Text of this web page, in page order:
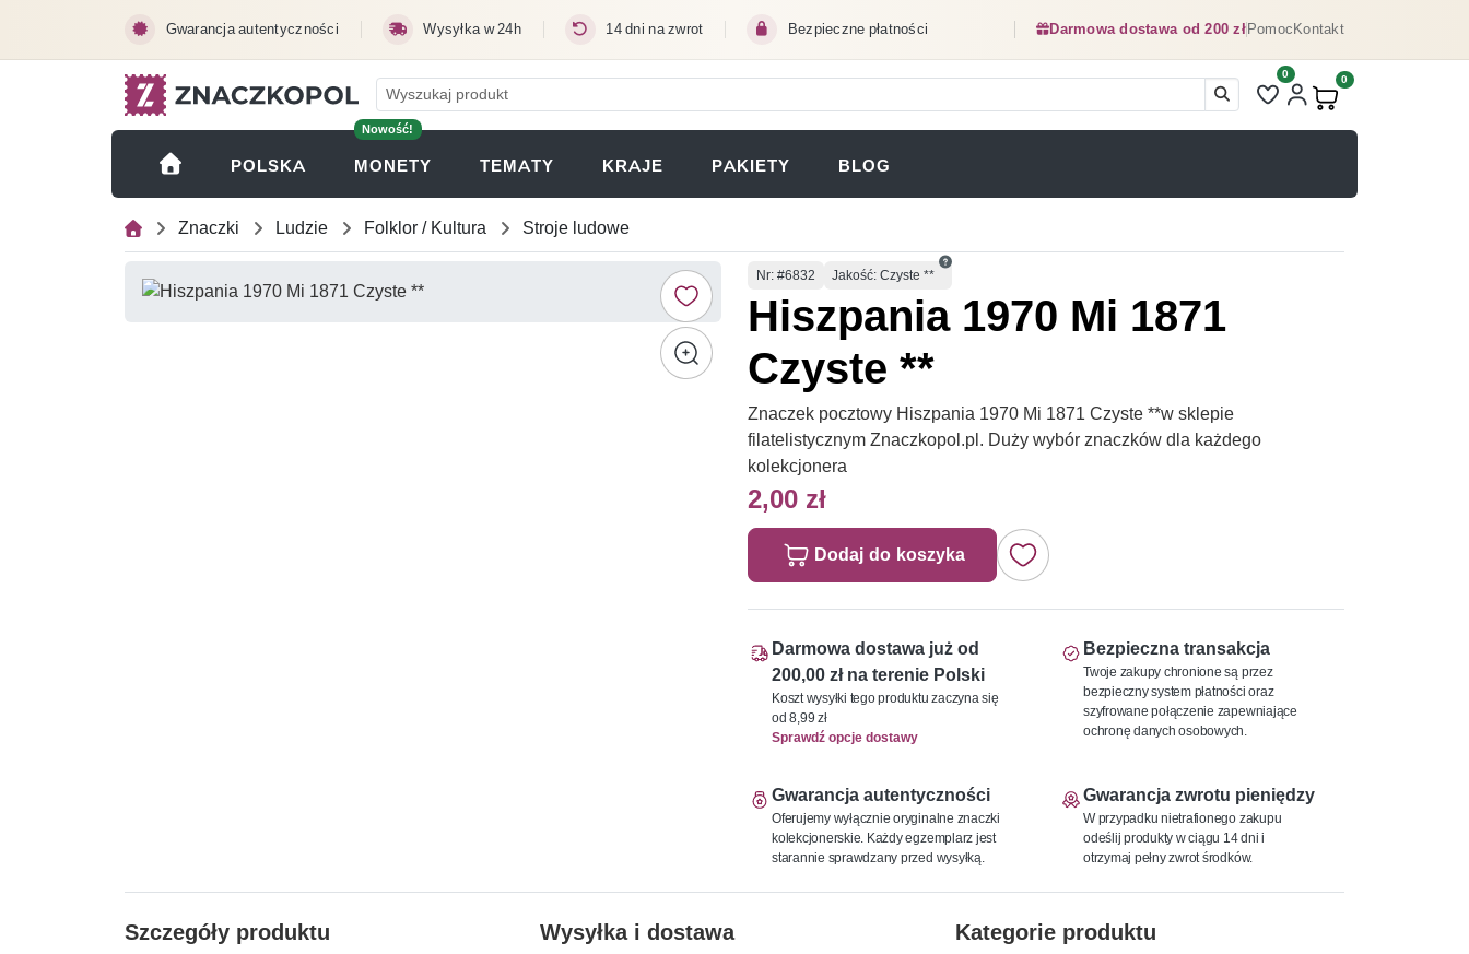
Gwarancja autentyczności Wysyłka w 24h 14 dni na zwrot Bezpieczne płatności Darmowa dostawa od 200 złPomocKontakt
Liczba pozycji na liście
0
Produkty w koszyku:
0
POLSKA
Nowość!
MONETY (OTWIERA SIĘ W NOWEJ KARCIE)
TEMATY KRAJE PAKIETY BLOG
Znaczki Ludzie Folklor / Kultura Stroje ludowe
Numer
Nr: #6832 Jakość: Czyste **
Hiszpania 1970 Mi 1871
Czyste **
Znaczek pocztowy Hiszpania 1970 Mi 1871 Czyste **w sklepie
filatelistycznym Znaczkopol.pl. Duży wybór znaczków dla każdego
kolekcjonera
2,00 zł
Dodaj do koszyka
Darmowa dostawa już od
200,00 zł na terenie Polski
Koszt wysyłki tego produktu zaczyna się
od 8,99 zł
Sprawdź opcje dostawy
Bezpieczna transakcja
Twoje zakupy chronione są przez
bezpieczny system płatności oraz
szyfrowane połączenie zapewniające
ochronę danych osobowych.
Gwarancja autentyczności
Oferujemy wyłącznie oryginalne znaczki
kolekcjonerskie. Każdy egzemplarz jest
starannie sprawdzany przed wysyłką.
Gwarancja zwrotu pieniędzy
W przypadku nietrafionego zakupu
odeślij produkty w ciągu 14 dni i
otrzymaj pełny zwrot środków.
Szczegóły produktu Wysyłka i dostawa Kategorie produktu